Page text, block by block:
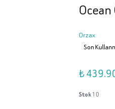
Ocean
Orzax
Son
₺
Stok10